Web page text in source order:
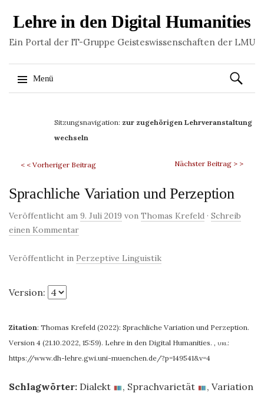
Lehre in den Digital Humanities
Ein Portal der IT-Gruppe Geisteswissenschaften der LMU
Menü
Suchen
nach:
Sitzungsnavigation: zur zugehörigen Lehrveranstaltung
wechseln
< < Vorheriger Beitrag Nächster Beitrag > >
Sprachliche Variation und Perzeption
Veröffentlicht am 9. Juli 2019 von Thomas Krefeld · Schreib
einen Kommentar
Veröffentlicht in Perzeptive Linguistik
Version:
Zitation: Thomas Krefeld (2022): Sprachliche Variation und Perzeption.
Version 4 (21.10.2022, 15:59). Lehre in den Digital Humanities. , url:
https://www.dh-lehre.gwi.uni-muenchen.de/?p=149541&v=4
Schlagwörter: Dialekt , Sprachvarietät , Variation